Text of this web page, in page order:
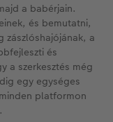
a babérjain.
és bemutatni,
zászlóshajójának, a
és
a szerkesztés még
egy egységes
platformon